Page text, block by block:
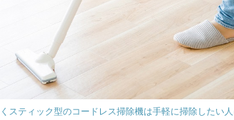
スティック型のコードレス掃除機は手軽に掃除したい